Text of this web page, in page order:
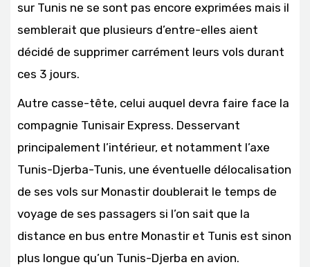
sur Tunis ne se sont pas encore exprimées mais il
semblerait que plusieurs d’entre-elles aient
décidé de supprimer carrément leurs vols durant
ces 3 jours.
Autre casse-tête, celui auquel devra faire face la
compagnie Tunisair Express. Desservant
principalement l’intérieur, et notamment l’axe
Tunis-Djerba-Tunis, une éventuelle délocalisation
de ses vols sur Monastir doublerait le temps de
voyage de ses passagers si l’on sait que la
distance en bus entre Monastir et Tunis est sinon
plus longue qu’un Tunis-Djerba en avion.